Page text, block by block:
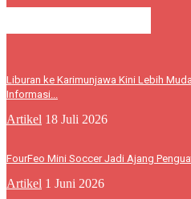
Liburan ke Karimunjawa Kini Lebih
Informasi...
Artikel 18 Juli 2026
FourFeo Mini Soccer Jadi Ajang
Artikel 1 Juni 2026